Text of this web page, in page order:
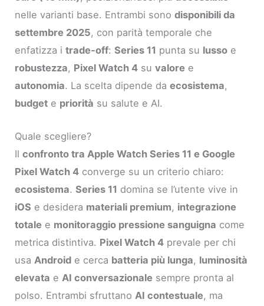
nelle varianti base. Entrambi sonodisponibili da
settembre 2025, con parità temporale che
enfatizza itrade-off:Series 11 punta su lusso e
robustezza, Pixel Watch 4 suvalore e
autonomia. La scelta dipende daecosistema,
budget e priorità su salute e AI.
Quale scegliere?
Ilconfronto tra Apple Watch Series 11 e Google
Pixel Watch 4 converge su un criterio chiaro:
ecosistema.Series 11 domina se l’utente vive in
iOS e desidera materiali premium, integrazione
totale e monitoraggio pressione sanguigna come
metrica distintiva. Pixel Watch 4 prevale per chi
usaAndroid e cerca batteria più lunga, luminosità
elevata eAI conversazionale sempre pronta al
polso. Entrambi sfruttanoAI contestuale, ma